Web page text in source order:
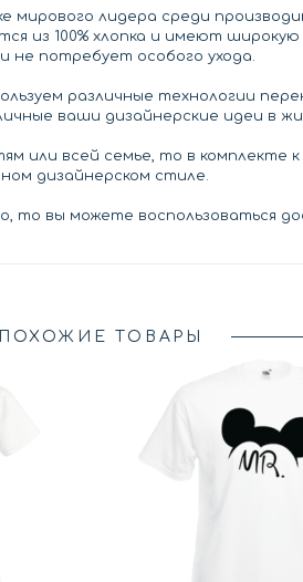
мирового лидера среди
из 100% хлопка и имеют
не потребует особого ухода.
различные технологии
ваши дизайнерские идеи в
или всей семье, то в
дизайнерском стиле.
вы можете воспользоваться
ПОХОЖИЕ ТОВАРЫ